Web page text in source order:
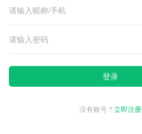
没有账号？ 立即注册